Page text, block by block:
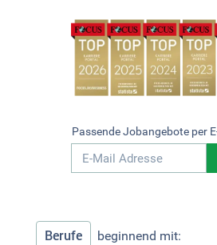
Passende Jobangebote per
Berufe beginnend mit: